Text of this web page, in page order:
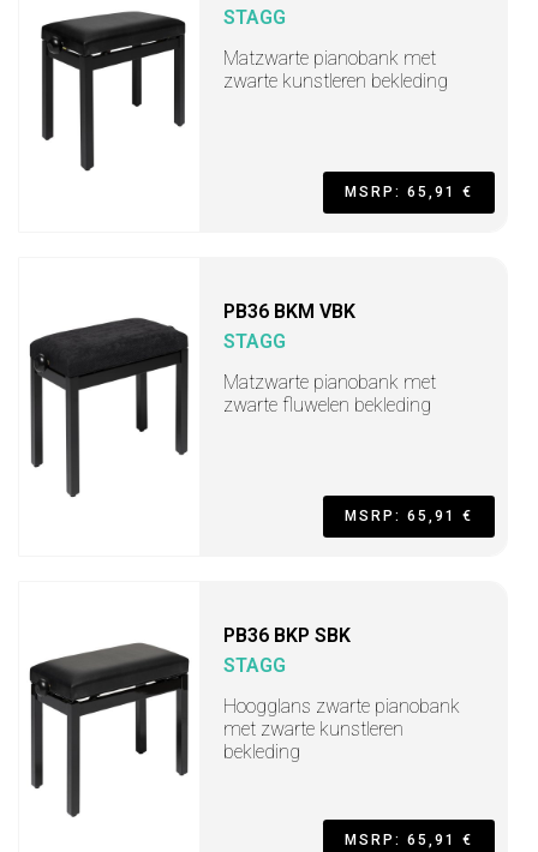
STAGG
Matzwarte pianobank met
zwarte kunstleren bekleding
MSRP: 65,91 €
PB36 BKM VBK
STAGG
Matzwarte pianobank met
zwarte fluwelen bekleding
MSRP: 65,91 €
PB36 BKP SBK
STAGG
Hoogglans zwarte pianobank
met zwarte kunstleren
bekleding
MSRP: 65,91 €